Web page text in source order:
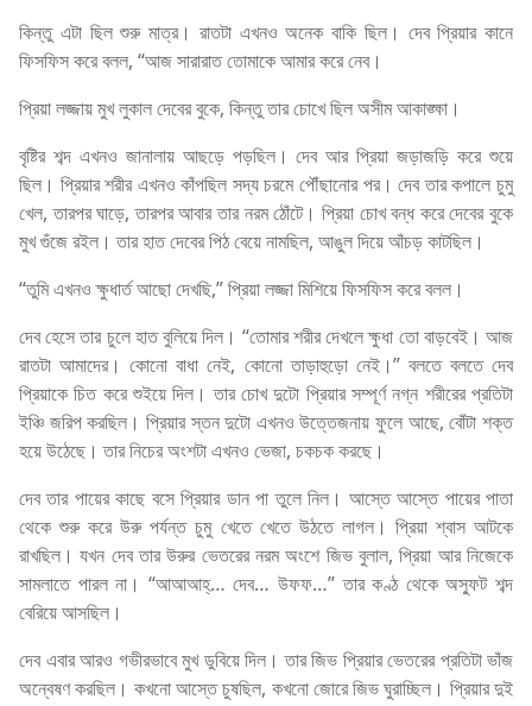
কিন্তু এটা ছিল শুরু মাত্র। রাতটা এখনও অনেক বাকি ছিল। দেব প্রিয়ার কানে
ফিসফিস করে বলল, “আজ সারারাত তোমাকে আমার করে নেব।
প্রিয়া লজ্জায় মুখ লুকাল দেবের বুকে, কিন্তু তার চোখে ছিল অসীম আকাঙ্ক্ষা।
বৃষ্টির শব্দ এখনও জানালায় আছড়ে পড়ছিল। দেব আর প্রিয়া জড়াজড়ি করে শুয়ে
ছিল। প্রিয়ার শরীর এখনও কাঁপছিল সদ্য চরমে পৌঁছানোর পর। দেব তার কপালে চুমু
খেল, তারপর ঘাড়ে, তারপর আবার তার নরম ঠোঁটে। প্রিয়া চোখ বন্ধ করে দেবের বুকে
মুখ গুঁজে রইল। তার হাত দেবের পিঠ বেয়ে নামছিল, আঙুল দিয়ে আঁচড় কাটছিল।
“তুমি এখনও ক্ষুধার্ত আছো দেখছি,” প্রিয়া লজ্জা মিশিয়ে ফিসফিস করে বলল।
দেব হেসে তার চুলে হাত বুলিয়ে দিল। “তোমার শরীর দেখলে ক্ষুধা তো বাড়বেই। আজ
রাতটা আমাদের। কোনো বাধা নেই, কোনো তাড়াহুড়ো নেই।” বলতে বলতে দেব
প্রিয়াকে চিত করে শুইয়ে দিল। তার চোখ দুটো প্রিয়ার সম্পূর্ণ নগ্ন শরীরের প্রতিটা
ইঞ্চি জরিপ করছিল। প্রিয়ার স্তন দুটো এখনও উত্তেজনায় ফুলে আছে, বোঁটা শক্ত
হয়ে উঠেছে। তার নিচের অংশটা এখনও ভেজা, চকচক করছে।
দেব তার পায়ের কাছে বসে প্রিয়ার ডান পা তুলে নিল। আস্তে আস্তে পায়ের পাতা
থেকে শুরু করে উরু পর্যন্ত চুমু খেতে খেতে উঠতে লাগল। প্রিয়া শ্বাস আটকে
রাখছিল। যখন দেব তার উরুর ভেতরের নরম অংশে জিভ বুলাল, প্রিয়া আর নিজেকে
সামলাতে পারল না। “আআআহ্… দেব… উফফ…” তার কণ্ঠ থেকে অস্ফুট শব্দ
বেরিয়ে আসছিল।
দেব এবার আরও গভীরভাবে মুখ ডুবিয়ে দিল। তার জিভ প্রিয়ার ভেতরের প্রতিটা ভাঁজ
অন্বেষণ করছিল। কখনো আস্তে চুষছিল, কখনো জোরে জিভ ঘুরাচ্ছিল। প্রিয়ার দুই